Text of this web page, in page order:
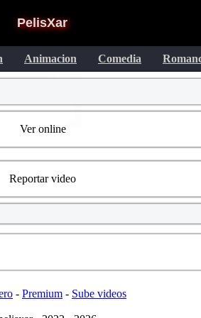
PelisXar
Animacion Comedia
Ver online
Reportar video
- Premium- Sube videos